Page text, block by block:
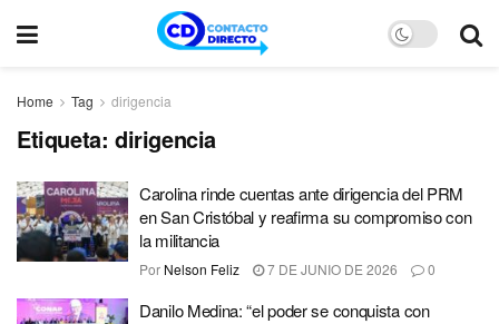
Home Tag dirigencia
Etiqueta: dirigencia
Carolina rinde cuentas ante dirigencia del PRM
en San Cristóbal y reafirma su compromiso con
la militancia
Por Nelson Feliz 7 DE JUNIO DE 2026 0
Danilo Medina: “el poder se conquista con